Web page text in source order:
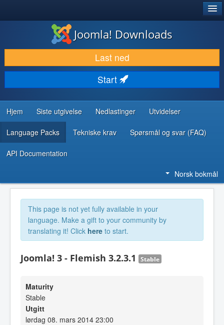
LAST NED & UTVID
OPPDAG & LÆR
SAMFUNN & BRUKERSTØTTE
UTVIKLINGSRESSURSER
Joomla! Downloads
Last ned
Start
Hjem Siste utgivelse Nedlastinger Utvidelser
Language Packs Tekniske krav Spørsmål og svar (FAQ)
API Documentation
Norsk bokmål
This page is not yet fully available in your
language. Make a gift to your community by
translating it! Click here to start.
Joomla! 3 - Flemish 3.2.3.1 Stable
Maturity
Stable
Utgitt
lørdag 08. mars 2014 23:00